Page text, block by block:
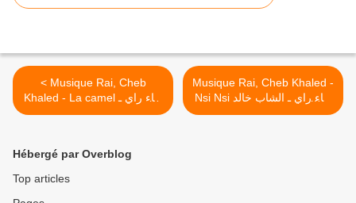
< Musique Rai, Cheb
Khaled - La camel غناء راي ـ
الشاب خالد
Musique Rai, Cheb Khaled -
Nsi Nsi غناء راي ـ الشاب خالد
>
Hébergé par Overblog
Top articles